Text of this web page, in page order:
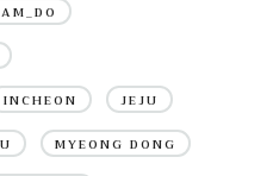
INCHEON JEJU
MYEONG DONG